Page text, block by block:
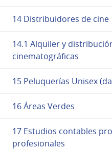
14 Distribuidores de cine
14.1 Alquiler y
cinematográficas
15 Peluquerías Unisex
16 Áreas Verdes
17 Estudios contables
profesionales